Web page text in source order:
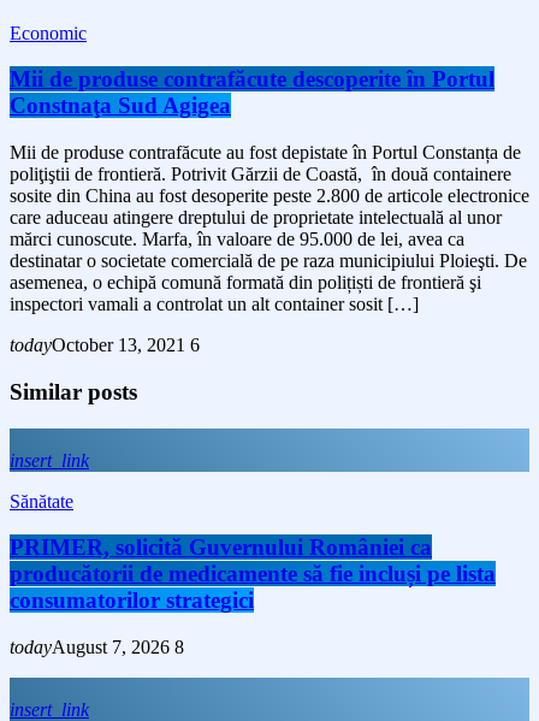
Economic
Mii de produse contrafăcute descoperite în Portul
Constnaţa Sud Agigea
Mii de produse contrafăcute au fost depistate în Portul Constanța de
poliţiştii de frontieră. Potrivit Gărzii de Coastă, în două containere
sosite din China au fost desoperite peste 2.800 de articole electronice
care aduceau atingere dreptului de proprietate intelectuală al unor
mărci cunoscute. Marfa, în valoare de 95.000 de lei, avea ca
destinatar o societate comercială de pe raza municipiului Ploieşti. De
asemenea, o echipă comună formată din polițiști de frontieră şi
inspectori vamali a controlat un alt container sosit […]
todayOctober 13, 2021 6
Similar posts
insert_link
Sănătate
PRIMER, solicită Guvernului României ca
producătorii de medicamente să fie incluși pe lista
consumatorilor strategici
todayAugust 7, 2026 8
insert_link